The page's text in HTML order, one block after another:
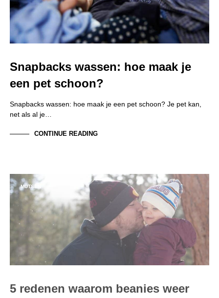
Snapbacks wassen: hoe maak je
een pet schoon?
Snapbacks wassen: hoe maak je een pet schoon? Je pet kan,
net als al je…
CONTINUE READING
MUTSEN
5 redenen waarom beanies weer